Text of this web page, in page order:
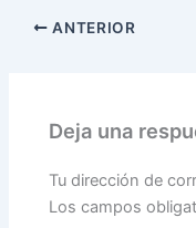
ANTERIOR
Deja una
Tu dirección de
Los campos